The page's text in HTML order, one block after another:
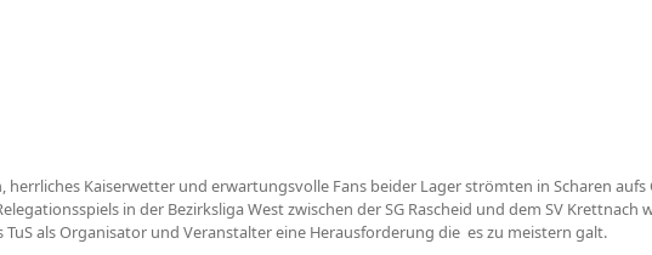
herrliches Kaiserwetter und erwartungsvolle Fans beider Lager strömten in Scharen
in der Bezirksliga West zwischen der SG Rascheid und dem SV Krettnach
als Organisator und Veranstalter eine Herausforderung die es zu meistern galt.